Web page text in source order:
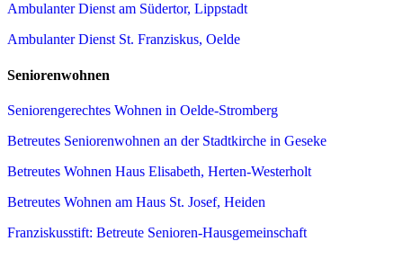
Ambulanter Dienst am Südertor, Lippstadt
Ambulanter Dienst St. Franziskus, Oelde
Seniorenwohnen
Seniorengerechtes Wohnen in Oelde-Stromberg
Betreutes Seniorenwohnen an der Stadtkirche in Geseke
Betreutes Wohnen Haus Elisabeth, Herten-Westerholt
Betreutes Wohnen am Haus St. Josef, Heiden
Franziskusstift: Betreute Senioren-Hausgemeinschaft